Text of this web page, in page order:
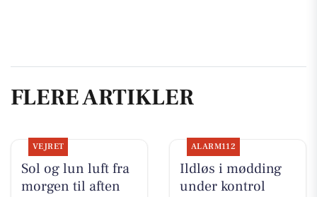
FLERE ARTIKLER
VEJRET
Sol og lun luft fra
morgen til aften
ALARM112
Ildløs i mødding
under kontrol